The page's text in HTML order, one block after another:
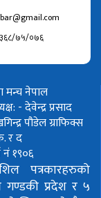
७५/०७६
मन्च नेपाल
- देवेन्द्र प्रसाद
पौडेलग्राफिक्स
र द
नं १९०६
पत्रकारहरुको
गण्डकी प्रदेश र ५